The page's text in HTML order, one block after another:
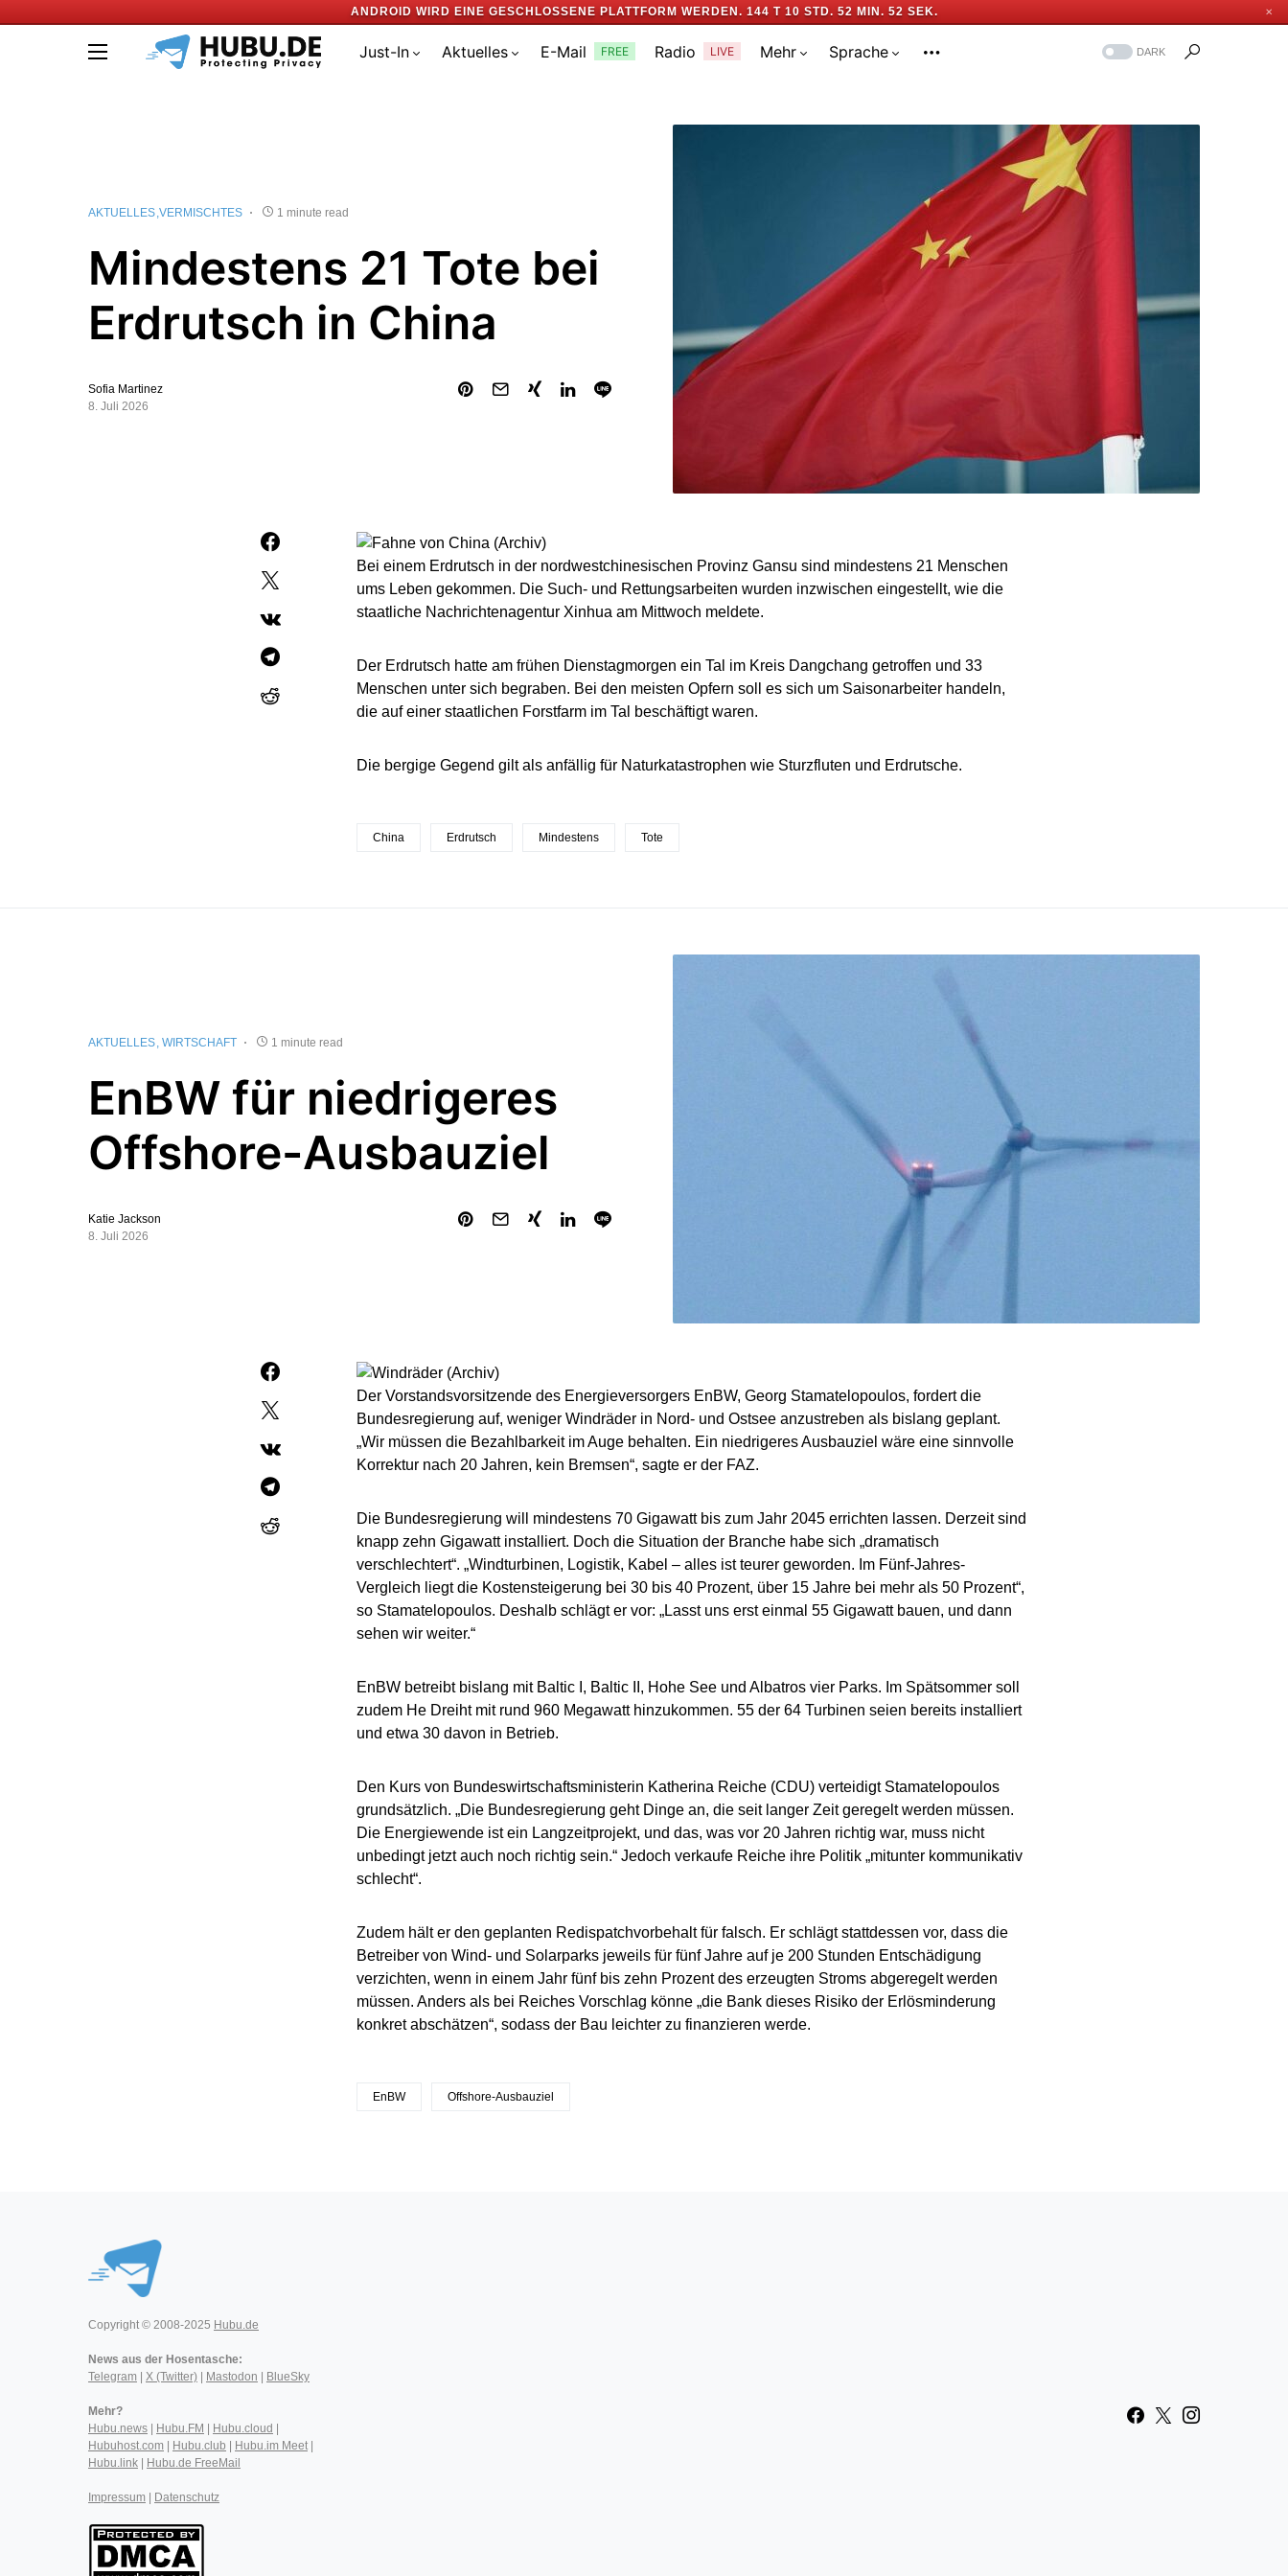
ANDROID WIRD EINE GESCHLOSSENE PLATTFORM WERDEN. 144 T 10 STD. 52 MIN. 52 SEK. ✕
Just-In Aktuelles E-Mail FREE Radio LIVE Mehr Sprache DARK
AKTUELLES VERMISCHTES 1 minute read
Mindestens 21 Tote bei
Erdrutsch in China
Sofia Martinez
8. Juli 2026
Bei einem Erdrutsch in der nordwestchinesischen Provinz Gansu sind mindestens 21 Menschen
ums Leben gekommen. Die Such- und Rettungsarbeiten wurden inzwischen eingestellt, wie die
staatliche Nachrichtenagentur Xinhua am Mittwoch meldete.
Der Erdrutsch hatte am frühen Dienstagmorgen ein Tal im Kreis Dangchang getroffen und 33
Menschen unter sich begraben. Bei den meisten Opfern soll es sich um Saisonarbeiter handeln,
die auf einer staatlichen Forstfarm im Tal beschäftigt waren.
Die bergige Gegend gilt als anfällig für Naturkatastrophen wie Sturzfluten und Erdrutsche.
China Erdrutsch Mindestens Tote
AKTUELLES WIRTSCHAFT 1 minute read
EnBW für niedrigeres
Offshore-Ausbauziel
Katie Jackson
8. Juli 2026
Der Vorstandsvorsitzende des Energieversorgers EnBW, Georg Stamatelopoulos, fordert die
Bundesregierung auf, weniger Windräder in Nord- und Ostsee anzustreben als bislang geplant.
„Wir müssen die Bezahlbarkeit im Auge behalten. Ein niedrigeres Ausbauziel wäre eine sinnvolle
Korrektur nach 20 Jahren, kein Bremsen“, sagte er der FAZ.
Die Bundesregierung will mindestens 70 Gigawatt bis zum Jahr 2045 errichten lassen. Derzeit sind
knapp zehn Gigawatt installiert. Doch die Situation der Branche habe sich „dramatisch
verschlechtert“. „Windturbinen, Logistik, Kabel – alles ist teurer geworden. Im Fünf-Jahres-
Vergleich liegt die Kostensteigerung bei 30 bis 40 Prozent, über 15 Jahre bei mehr als 50 Prozent“,
so Stamatelopoulos. Deshalb schlägt er vor: „Lasst uns erst einmal 55 Gigawatt bauen, und dann
sehen wir weiter.“
EnBW betreibt bislang mit Baltic I, Baltic II, Hohe See und Albatros vier Parks. Im Spätsommer soll
zudem He Dreiht mit rund 960 Megawatt hinzukommen. 55 der 64 Turbinen seien bereits installiert
und etwa 30 davon in Betrieb.
Den Kurs von Bundeswirtschaftsministerin Katherina Reiche (CDU) verteidigt Stamatelopoulos
grundsätzlich. „Die Bundesregierung geht Dinge an, die seit langer Zeit geregelt werden müssen.
Die Energiewende ist ein Langzeitprojekt, und das, was vor 20 Jahren richtig war, muss nicht
unbedingt jetzt auch noch richtig sein.“ Jedoch verkaufe Reiche ihre Politik „mitunter kommunikativ
schlecht“.
Zudem hält er den geplanten Redispatchvorbehalt für falsch. Er schlägt stattdessen vor, dass die
Betreiber von Wind- und Solarparks jeweils für fünf Jahre auf je 200 Stunden Entschädigung
verzichten, wenn in einem Jahr fünf bis zehn Prozent des erzeugten Stroms abgeregelt werden
müssen. Anders als bei Reiches Vorschlag könne „die Bank dieses Risiko der Erlösminderung
konkret abschätzen“, sodass der Bau leichter zu finanzieren werde.
EnBW Offshore-Ausbauziel
Copyright © 2008-2025 Hubu.de
News aus der Hosentasche:
Telegram
X (Twitter) Mastodon BlueSky
Mehr?
Hubu.news
Hubu.FM Hubu.cloud
Hubuhost.com
Hubu.club Hubu.im Meet|
Hubu.link
Hubu.de FreeMail
Impressum Datenschutz